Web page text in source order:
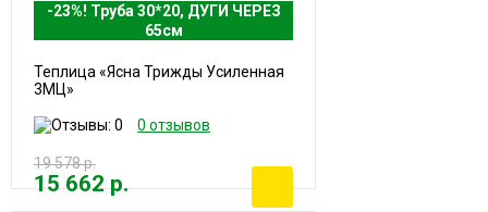
-23%! Труба 30*20, ДУГИ ЧЕРЕЗ
65см
Теплица «Ясна Трижды Усиленная
3МЦ»
0 отзывов
19 578 р.
15 662 р.